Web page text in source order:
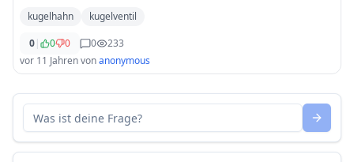
Kugelventil oder Kugelhahn empfehlen? &nbsp; Es sollte
preislich nicht so teuer sein, abe
kugelhahn
kugelventil
0| 0 0 0
233
vor 11 Jahrenvonanonymous